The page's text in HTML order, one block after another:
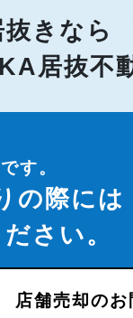
きなら
居抜不
す。
の際には
さい。
店舗売却の